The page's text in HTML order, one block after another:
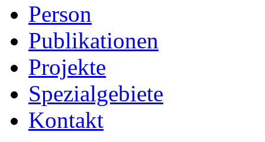
Person
Publikationen
Projekte
Spezialgebiete
Kontakt